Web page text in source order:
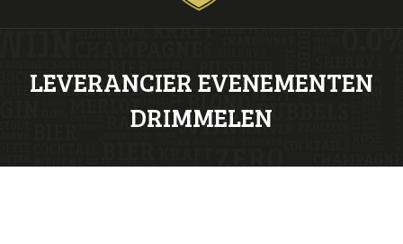
LEVERANCIER EVENEMENTEN
DRIMMELEN